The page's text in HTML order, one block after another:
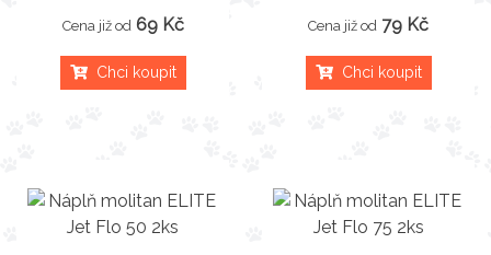
Cena již od 69 Kč
Chci koupit
Cena již od 79 Kč
Chci koupit